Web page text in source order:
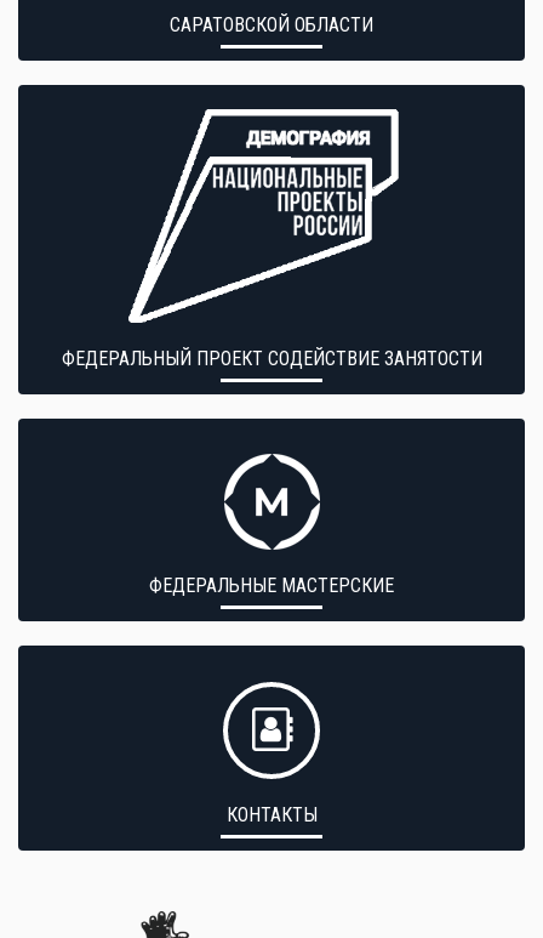
САРАТОВСКОЙ ОБЛАСТИ
ФЕДЕРАЛЬНЫЙ ПРОЕКТ СОДЕЙСТВИЕ ЗАНЯТОСТИ
ФЕДЕРАЛЬНЫЕ МАСТЕРСКИЕ
КОНТАКТЫ